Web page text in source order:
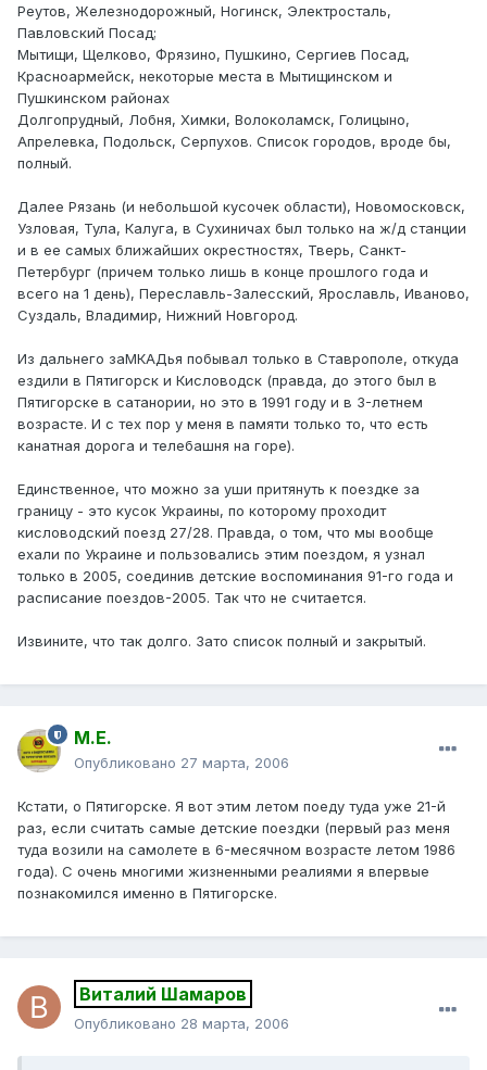
Реутов, Железнодорожный, Ногинск, Электросталь,
Павловский Посад;
Мытищи, Щелково, Фрязино, Пушкино, Сергиев Посад,
Красноармейск, некоторые места в Мытищинском и
Пушкинском районах
Долгопрудный, Лобня, Химки, Волоколамск, Голицыно,
Апрелевка, Подольск, Серпухов. Список городов, вроде бы,
полный.
Далее Рязань (и небольшой кусочек области), Новомосковск,
Узловая, Тула, Калуга, в Сухиничах был только на ж/д станции
и в ее самых ближайших окрестностях, Тверь, Санкт-
Петербург (причем только лишь в конце прошлого года и
всего на 1 день), Переславль-Залесский, Ярославль, Иваново,
Суздаль, Владимир, Нижний Новгород.
Из дальнего заМКАДья побывал только в Ставрополе, откуда
ездили в Пятигорск и Кисловодск (правда, до этого был в
Пятигорске в сатанории, но это в 1991 году и в 3-летнем
возрасте. И с тех пор у меня в памяти только то, что есть
канатная дорога и телебашня на горе).
Единственное, что можно за уши притянуть к поездке за
границу - это кусок Украины, по которому проходит
кисловодский поезд 27/28. Правда, о том, что мы вообще
ехали по Украине и пользовались этим поездом, я узнал
только в 2005, соединив детские воспоминания 91-го года и
расписание поездов-2005. Так что не считается.
Извините, что так долго. Зато список полный и закрытый.
М.Е.
Опубликовано 27 марта, 2006
Кстати, о Пятигорске. Я вот этим летом поеду туда уже 21-й
раз, если считать самые детские поездки (первый раз меня
туда возили на самолете в 6-месячном возрасте летом 1986
года). С очень многими жизненными реалиями я впервые
познакомился именно в Пятигорске.
Виталий Шамаров
Опубликовано 28 марта, 2006